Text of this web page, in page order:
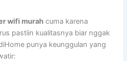
wifi murah cuma karena
pastiin kualitasnya biar nggak
punya keunggulan yang